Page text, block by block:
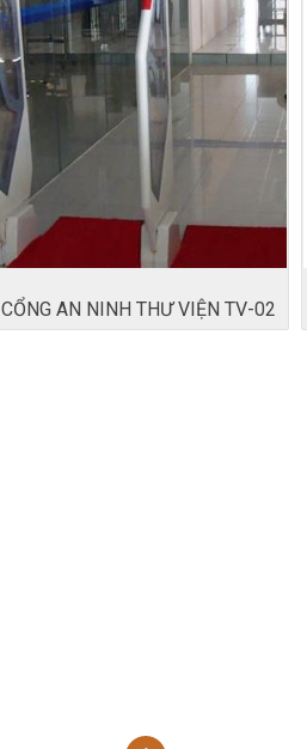
CỔNG AN NINH THƯ VIỆN TV-02